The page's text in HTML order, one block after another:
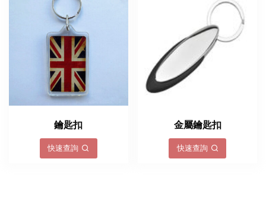
鑰匙扣
快速查詢
金屬鑰匙扣
快速查詢